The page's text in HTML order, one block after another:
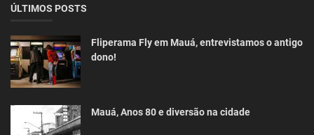
ÚLTIMOS POSTS
Fliperama Fly em Mauá, entrevistamos o antigo
dono!
Mauá, Anos 80 e diversão na cidade